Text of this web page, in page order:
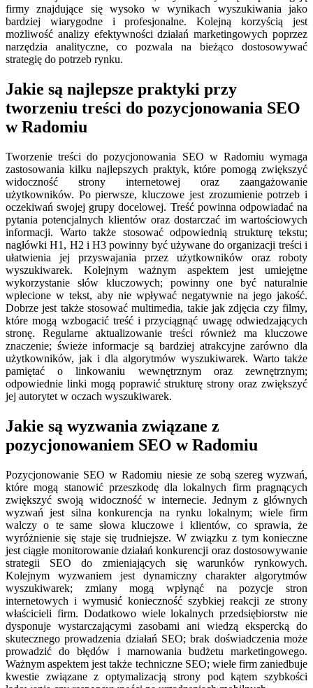
firmy znajdujące się wysoko w wynikach wyszukiwania jako
bardziej wiarygodne i profesjonalne. Kolejną korzyścią jest
możliwość analizy efektywności działań marketingowych poprzez
narzędzia analityczne, co pozwala na bieżąco dostosowywać
strategię do potrzeb rynku.
Jakie są najlepsze praktyki przy
tworzeniu treści do pozycjonowania SEO
w Radomiu
Tworzenie treści do pozycjonowania SEO w Radomiu wymaga
zastosowania kilku najlepszych praktyk, które pomogą zwiększyć
widoczność strony internetowej oraz zaangażowanie
użytkowników. Po pierwsze, kluczowe jest zrozumienie potrzeb i
oczekiwań swojej grupy docelowej. Treść powinna odpowiadać na
pytania potencjalnych klientów oraz dostarczać im wartościowych
informacji. Warto także stosować odpowiednią strukturę tekstu;
nagłówki H1, H2 i H3 powinny być używane do organizacji treści i
ułatwienia jej przyswajania przez użytkowników oraz roboty
wyszukiwarek. Kolejnym ważnym aspektem jest umiejętne
wykorzystanie słów kluczowych; powinny one być naturalnie
wplecione w tekst, aby nie wpływać negatywnie na jego jakość.
Dobrze jest także stosować multimedia, takie jak zdjęcia czy filmy,
które mogą wzbogacić treść i przyciągnąć uwagę odwiedzających
stronę. Regularne aktualizowanie treści również ma kluczowe
znaczenie; świeże informacje są bardziej atrakcyjne zarówno dla
użytkowników, jak i dla algorytmów wyszukiwarek. Warto także
pamiętać o linkowaniu wewnętrznym oraz zewnętrznym;
odpowiednie linki mogą poprawić strukturę strony oraz zwiększyć
jej autorytet w oczach wyszukiwarek.
Jakie są wyzwania związane z
pozycjonowaniem SEO w Radomiu
Pozycjonowanie SEO w Radomiu niesie ze sobą szereg wyzwań,
które mogą stanowić przeszkodę dla lokalnych firm pragnących
zwiększyć swoją widoczność w internecie. Jednym z głównych
wyzwań jest silna konkurencja na rynku lokalnym; wiele firm
walczy o te same słowa kluczowe i klientów, co sprawia, że
wyróżnienie się staje się trudniejsze. W związku z tym konieczne
jest ciągłe monitorowanie działań konkurencji oraz dostosowywanie
strategii SEO do zmieniających się warunków rynkowych.
Kolejnym wyzwaniem jest dynamiczny charakter algorytmów
wyszukiwarek; zmiany mogą wpłynąć na pozycje stron
internetowych i wymusić konieczność szybkiej reakcji ze strony
właścicieli firm. Dodatkowo wiele lokalnych przedsiębiorstw nie
dysponuje wystarczającymi zasobami ani wiedzą ekspercką do
skutecznego prowadzenia działań SEO; brak doświadczenia może
prowadzić do błędów i marnowania budżetu marketingowego.
Ważnym aspektem jest także techniczne SEO; wiele firm zaniedbuje
kwestie związane z optymalizacją strony pod kątem szybkości